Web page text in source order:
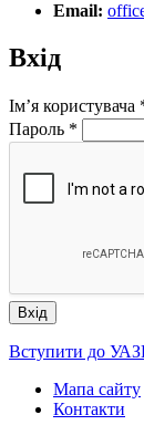
Email:
Вхід
Ім’я користувача
Пароль *
Вступити до
Мапа сайту
Контакти